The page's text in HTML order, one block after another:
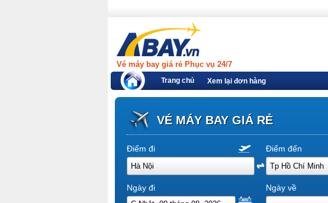
Vé máy bay giá rẻ Phục vụ 24/7
Trang chủ Xem lại đơn hàng
VÉ MÁY BAY GIÁ RẺ
Điểm đi Điểm đến
Ngày đi Ngày về